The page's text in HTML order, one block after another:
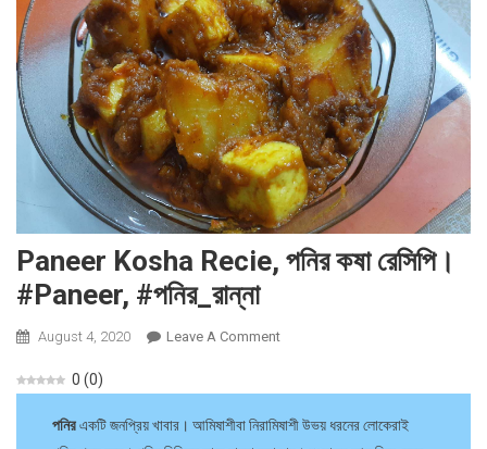
Paneer Kosha Recie, পনির কষা রেসিপি।
#paneer, #পনির_রান্না
August 4, 2020 Leave A Comment
পনির
0 (0)
পনিরএকটি জনপ্রিয় খাবার। আমিষাশীবা নিরামিষাশী উভয় ধরনের লোকেরাই